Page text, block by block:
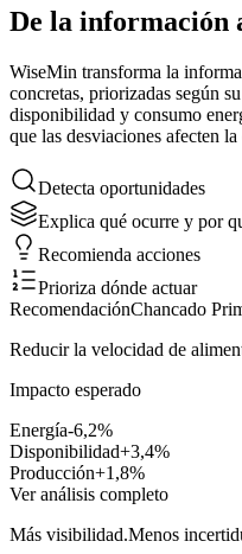
De la información
WiseMin transforma la
concretas, priorizadas según
disponibilidad y consumo
que las desviaciones afecten
Detecta oportunidades
Explica qué ocurre y por
Recomienda acciones
Prioriza dónde actuar
RecomendaciónChancado
Reducir la velocidad de
Impacto esperado
Energía-6,2%
Disponibilidad+3,4%
Producción+1,8%
Ver análisis completo
Más visibilidad.Menos